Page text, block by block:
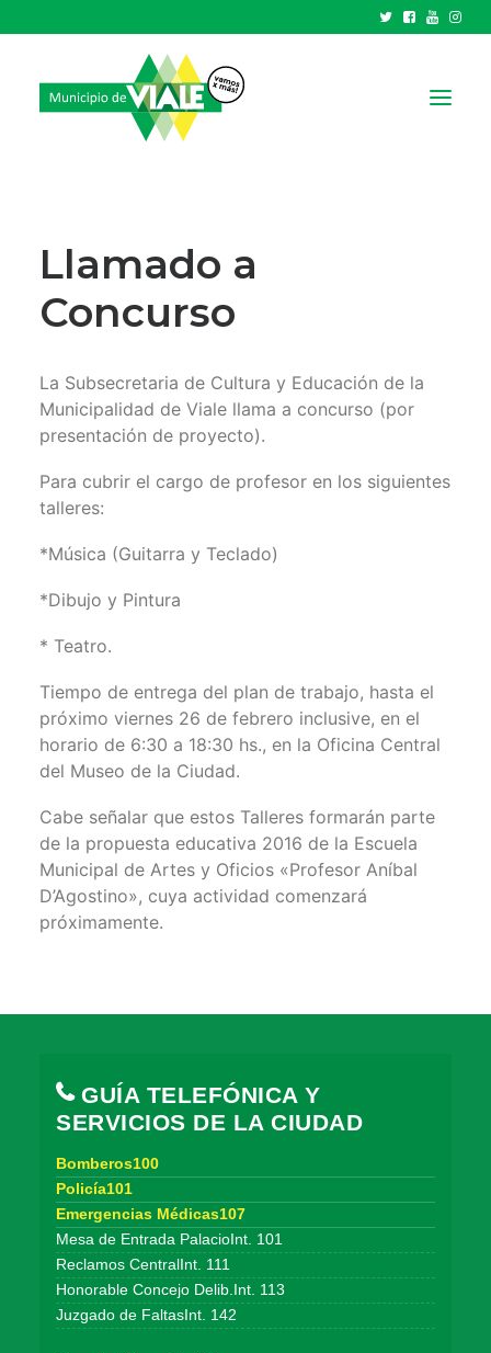
GOBIERNO
HCD
TRÁMITES Y SERVICIOS
PARQUE INDUSTRIAL
RECAUDACIONES
Llamado a
Concurso
La Subsecretaria de Cultura y Educación de la
Municipalidad de Viale llama a concurso (por
presentación de proyecto).
Para cubrir el cargo de profesor en los siguientes
talleres:
*Música (Guitarra y Teclado)
*Dibujo y Pintura
* Teatro.
Tiempo de entrega del plan de trabajo, hasta el
próximo viernes 26 de febrero inclusive, en el
horario de 6:30 a 18:30 hs., en la Oficina Central
del Museo de la Ciudad.
Cabe señalar que estos Talleres formarán parte
de la propuesta educativa 2016 de la Escuela
Municipal de Artes y Oficios «Profesor Aníbal
D’Agostino», cuya actividad comenzará
próximamente.
GUÍA TELEFÓNICA Y
SERVICIOS DE LA CIUDAD
Bomberos100
Policía101
Emergencias Médicas107
Mesa de Entrada PalacioInt. 101
Reclamos CentralInt. 111
Honorable Concejo Delib.Int. 113
Juzgado de FaltasInt. 142